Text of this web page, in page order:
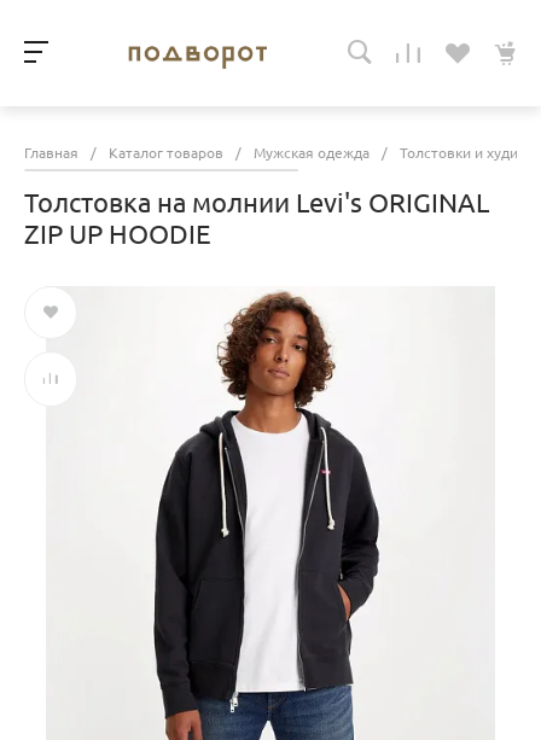
Главная / Каталог товаров / Мужская одежда / Толстовки и худи
Толстовка на молнии Levi's ORIGINAL
ZIP UP HOODIE